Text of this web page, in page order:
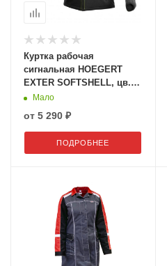
Куртка рабочая
сигнальная HOEGERT
EXTER SOFTSHELL, цв.
лимон
Мало
от 5 290 ₽
ПОДРОБНЕЕ